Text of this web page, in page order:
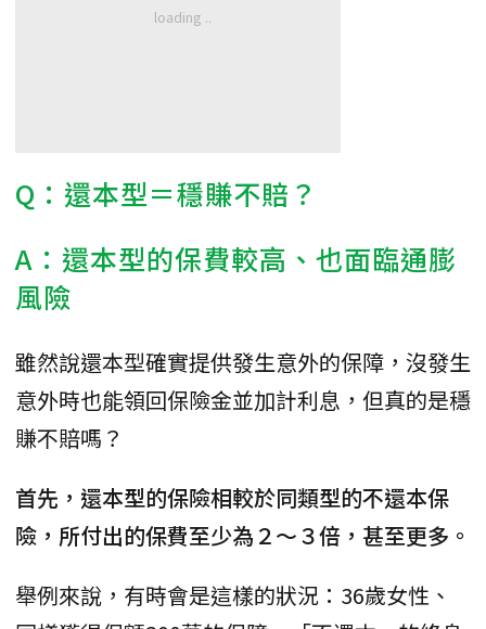
Q：還本型＝穩賺不賠？
A：還本型的保費較高、也面臨通膨
風險
雖然說還本型確實提供發生意外的保障，沒發生
意外時也能領回保險金並加計利息，但真的是穩
賺不賠嗎？
首先，還本型的保險相較於同類型的不還本保
險，所付出的保費至少為２～３倍，甚至更多。
舉例來說，有時會是這樣的狀況：36歲女性、